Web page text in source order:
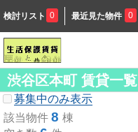
検討リスト 0 最近見た物件 0
渋谷区本町 賃貸一覧
募集中のみ表示
該当物件 8 棟